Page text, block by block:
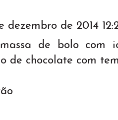
dezembro de 2014
de bolo com
de chocolate com